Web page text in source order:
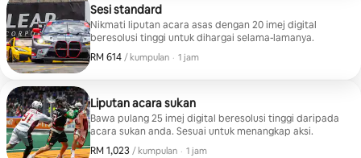
Sesi standard
Nikmati liputan acara asas dengan 20 imej digital
beresolusi tinggi untuk dihargai selama-lamanya.
RM 614 / kumpulan
RM 614, setiap kumpulan
, · 1 jam
Liputan acara sukan
Bawa pulang 25 imej digital beresolusi tinggi daripada
acara sukan anda. Sesuai untuk menangkap aksi.
RM 1,023 / kumpulan
RM 1,023, setiap kumpulan
, · 1 jam